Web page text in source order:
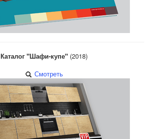
Каталог "Шафи-купе"(2018)
Смотреть